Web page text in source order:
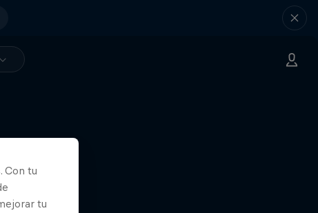
Con tu
tu